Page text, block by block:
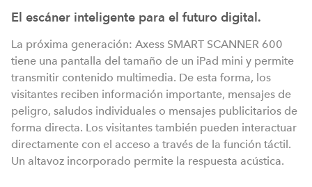
El escáner inteligente para el futuro digital.
La próxima generación: Axess SMART SCANNER 600
tiene una pantalla del tamaño de un iPad mini y permite
transmitir contenido multimedia. De esta forma, los
visitantes reciben información importante, mensajes de
peligro, saludos individuales o mensajes publicitarios de
forma directa. Los visitantes también pueden interactuar
directamente con el acceso a través de la función táctil.
Un altavoz incorporado permite la respuesta acústica.